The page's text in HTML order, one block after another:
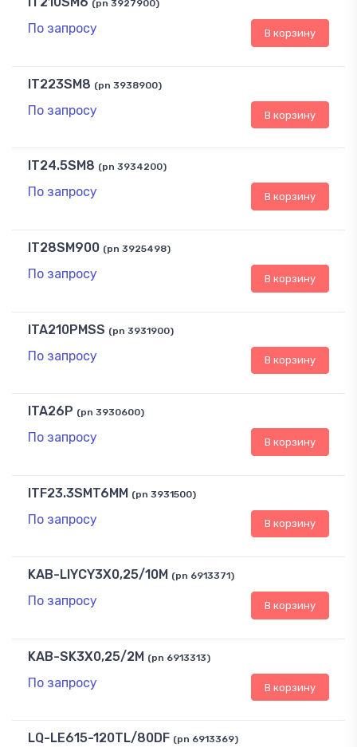
(pn 3927900)
По запросу В корзину
IT223SM8 (pn 3938900)
По запросу В корзину
IT24.5SM8 (pn 3934200)
По запросу В корзину
IT28SM900 (pn 3925498)
По запросу В корзину
ITA210PMSS (pn 3931900)
По запросу В корзину
ITA26P (pn 3930600)
По запросу В корзину
ITF23.3SMT6MM (pn 3931500)
По запросу В корзину
KAB-LIYCY3X0,25/10M (pn 6913371)
По запросу В корзину
KAB-SK3X0,25/2M (pn 6913313)
По запросу В корзину
LQ-LE615-120TL/80DF (pn 6913369)